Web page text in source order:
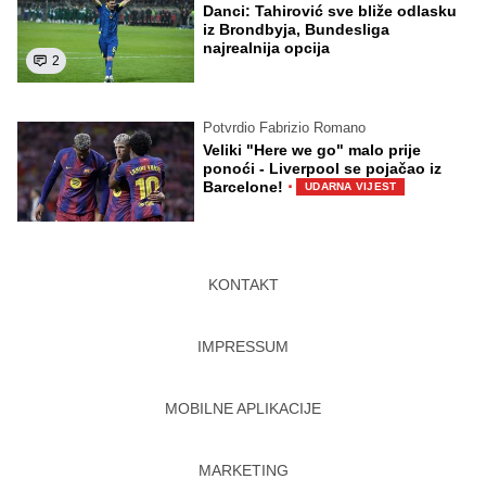
2
Danci: Tahirović sve bliže odlasku
iz Brondbyja, Bundesliga
najrealnija opcija
Potvrdio Fabrizio Romano
Veliki "Here we go" malo prije
ponoći - Liverpool se pojačao iz
Barcelone! · UDARNA VIJEST
KONTAKT
IMPRESSUM
MOBILNE APLIKACIJE
MARKETING